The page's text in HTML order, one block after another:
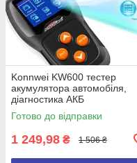
Konnwei KW600 тестер
акумулятора автомобіля,
діагностика АКБ
Акумуляторний тестер
Готово до відправки
1 249,98 ₴ 1 506 ₴